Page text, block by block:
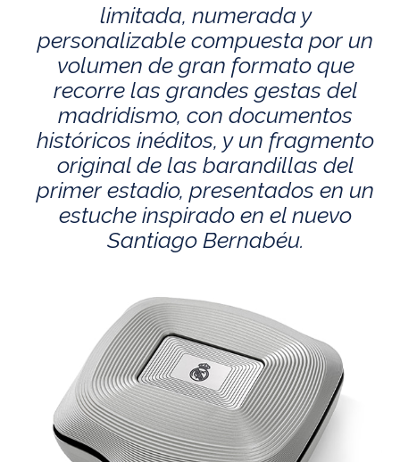
limitada, numerada y
personalizable compuesta por un
volumen de gran formato que
recorre las grandes gestas del
madridismo, con documentos
históricos inéditos, y un fragmento
original de las barandillas del
primer estadio, presentados en un
estuche inspirado en el nuevo
Santiago Bernabéu.